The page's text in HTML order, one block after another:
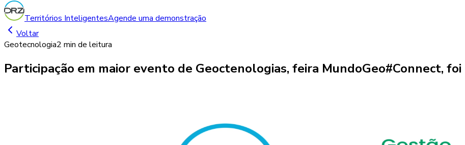
Territórios InteligentesAgende uma demonstração
Voltar
Geotecnologia2 min de leitura
Participação em maior evento de Geoctenologias, feira MundoGeo#Connect,